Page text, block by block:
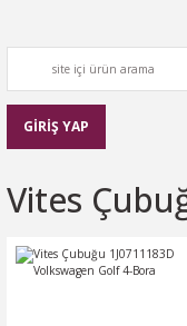
GİRİŞ YAP
Vites